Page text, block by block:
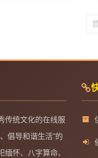
传统文化的在线服
倡导和谐生活"的
怀、八字算命、